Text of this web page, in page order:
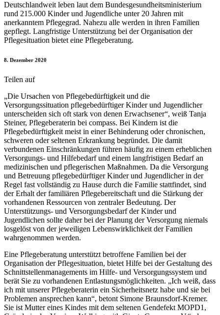
Deutschlandweit leben laut dem Bundesgesundheitsministerium
rund 215.000 Kinder und Jugendliche unter 20 Jahren mit
anerkanntem Pflegegrad. Nahezu alle werden in ihren Familien
gepflegt. Langfristige Unterstützung bei der Organisation der
Pflegesituation bietet eine Pflegeberatung.
8. Dezember 2020
Teilen auf
„Die Ursachen von Pflegebedürftigkeit und die
Versorgungssituation pflegebedürftiger Kinder und Jugendlicher
unterscheiden sich oft stark von denen Erwachsener“, weiß Tanja
Steiner, Pflegeberaterin bei compass. Bei Kindern ist die
Pflegebedürftigkeit meist in einer Behinderung oder chronischen,
schweren oder seltenen Erkrankung begründet. Die damit
verbundenen Einschränkungen führen häufig zu einem erheblichen
Versorgungs- und Hilfebedarf und einem langfristigen Bedarf an
medizinischen und pflegerischen Maßnahmen. Da die Versorgung
und Betreuung pflegebedürftiger Kinder und Jugendlicher in der
Regel fast vollständig zu Hause durch die Familie stattfindet, sind
der Erhalt der familiären Pflegebereitschaft und die Stärkung der
vorhandenen Ressourcen von zentraler Bedeutung. Der
Unterstützungs- und Versorgungsbedarf der Kinder und
Jugendlichen sollte daher bei der Planung der Versorgung niemals
losgelöst von der jeweiligen Lebenswirklichkeit der Familien
wahrgenommen werden.
Eine Pflegeberatung unterstützt betroffene Familien bei der
Organisation der Pflegesituation, bietet Hilfe bei der Gestaltung des
Schnittstellenmanagements im Hilfe- und Versorgungssystem und
berät Sie zu vorhandenen Entlastungsmöglichkeiten. „Ich weiß, dass
ich mit unserer Pflegeberaterin ein Sicherheitsnetz habe und sie bei
Problemen ansprechen kann“, betont Simone Braunsdorf-Kremer.
Sie ist Mutter eines Kindes mit dem seltenen Gendefekt MOPD1,